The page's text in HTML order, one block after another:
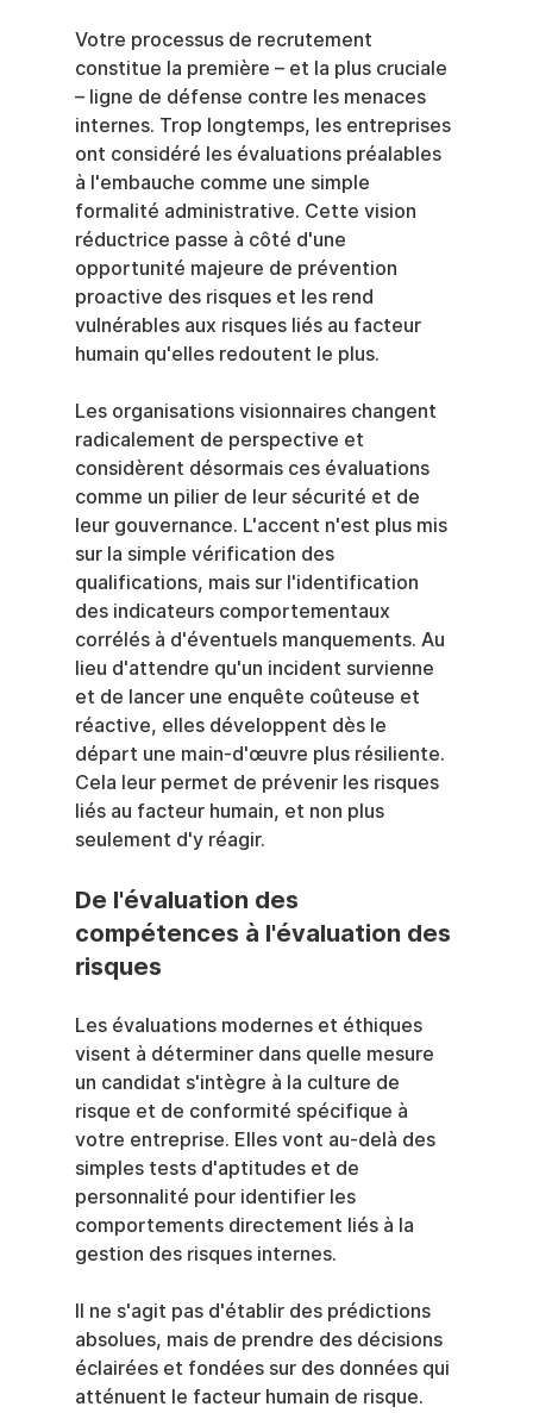
Votre processus de recrutement
constitue la première – et la plus cruciale
– ligne de défense contre les menaces
internes. Trop longtemps, les entreprises
ont considéré les évaluations préalables
à l'embauche comme une simple
formalité administrative. Cette vision
réductrice passe à côté d'une
opportunité majeure de prévention
proactive des risques et les rend
vulnérables aux risques liés au facteur
humain qu'elles redoutent le plus.
Les organisations visionnaires changent
radicalement de perspective et
considèrent désormais ces évaluations
comme un pilier de leur sécurité et de
leur gouvernance. L'accent n'est plus mis
sur la simple vérification des
qualifications, mais sur l'identification
des indicateurs comportementaux
corrélés à d'éventuels manquements. Au
lieu d'attendre qu'un incident survienne
et de lancer une enquête coûteuse et
réactive, elles développent dès le
départ une main-d'œuvre plus résiliente.
Cela leur permet de prévenir les risques
liés au facteur humain, et non plus
seulement d'y réagir.
De l'évaluation des
compétences à l'évaluation des
risques
Les évaluations modernes et éthiques
visent à déterminer dans quelle mesure
un candidat s'intègre à la culture de
risque et de conformité spécifique à
votre entreprise. Elles vont au-delà des
simples tests d'aptitudes et de
personnalité pour identifier les
comportements directement liés à la
gestion des risques internes.
Il ne s'agit pas d'établir des prédictions
absolues, mais de prendre des décisions
éclairées et fondées sur des données qui
atténuent le facteur humain de risque.